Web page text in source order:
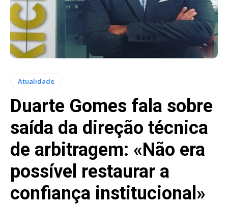
Atualidade
Duarte Gomes fala sobre
saída da direção técnica
de arbitragem: «Não era
possível restaurar a
confiança institucional»